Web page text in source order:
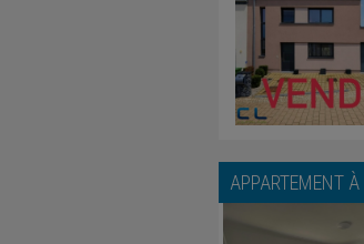
APPARTEMENT À